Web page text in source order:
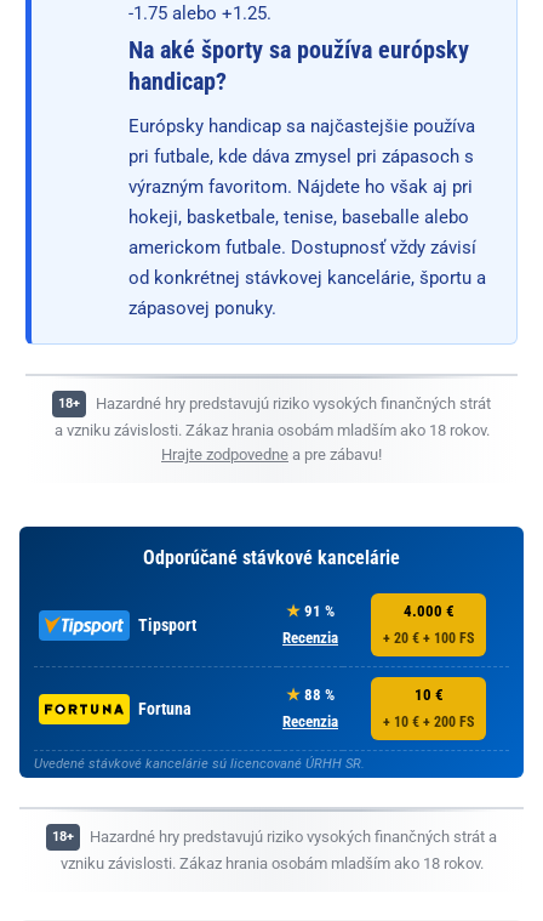
-1.75 alebo +1.25.
Na aké športy sa používa európsky
handicap?
Európsky handicap sa najčastejšie používa
pri futbale, kde dáva zmysel pri zápasoch s
výrazným favoritom. Nájdete ho však aj pri
hokeji, basketbale, tenise, baseballe alebo
americkom futbale. Dostupnosť vždy závisí
od konkrétnej stávkovej kancelárie, športu a
zápasovej ponuky.
Hazardné hry predstavujú riziko vysokých finančných strát
a vzniku závislosti. Zákaz hrania osobám mladším ako 18 rokov.
Hrajte zodpovedne a pre zábavu!
Odporúčané stávkové kancelárie
Tipsport
91 %
Recenzia
4.000 €
+ 20 € + 100 FS
Fortuna
88 %
Recenzia
10 €
+ 10 € + 200 FS
Uvedené stávkové kancelárie sú licencované ÚRHH SR.
Hazardné hry predstavujú riziko vysokých finančných strát a
vzniku závislosti. Zákaz hrania osobám mladším ako 18 rokov.